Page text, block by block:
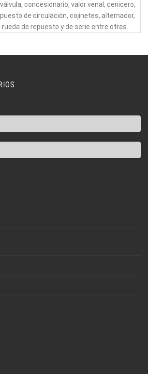
concesionario, valor venal, cenicero,
de circulación, cojinetes, alternador,
de repuesto y de serie entre otras.